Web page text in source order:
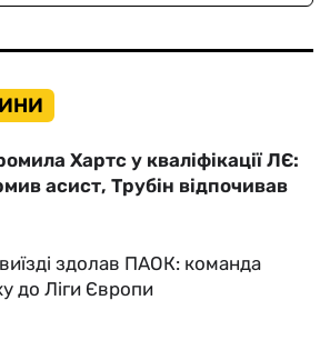
Хартс у кваліфікації ЛЄ:
асист, Трубін відпочивав
здолав ПАОК: команда
до Ліги Європи